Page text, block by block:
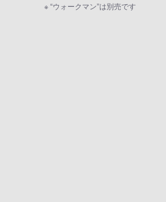
※ “ウォークマン”は別売です